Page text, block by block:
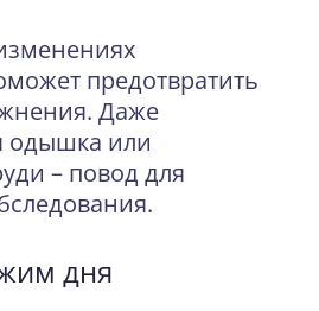
предотвратить
Даже
одышка или
– повод для
дня